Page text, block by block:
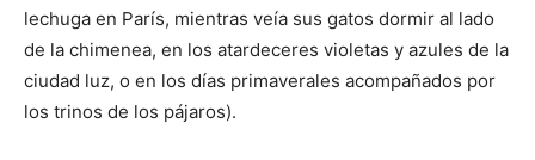
lechuga en París, mientras veía sus gatos dormir al lado
de la chimenea, en los atardeceres violetas y azules de la
ciudad luz, o en los días primaverales acompañados por
los trinos de los pájaros).